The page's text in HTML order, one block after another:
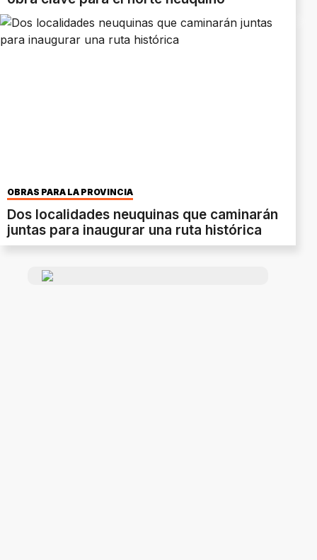
OBRAS PARA LA PROVINCIA
Dos localidades neuquinas que caminarán
juntas para inaugurar una ruta histórica